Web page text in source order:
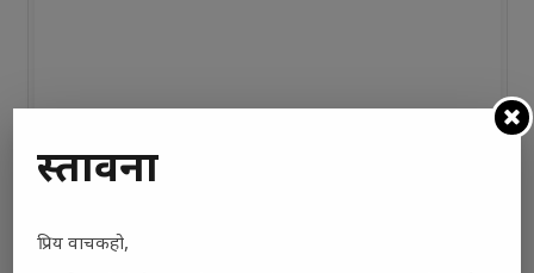
प्रस्तावना
प्रिय वाचकहो,